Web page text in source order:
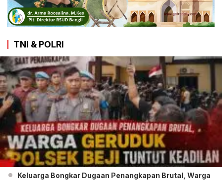
TNI & POLRI
Keluarga Bongkar Dugaan Penangkapan Brutal, Warga